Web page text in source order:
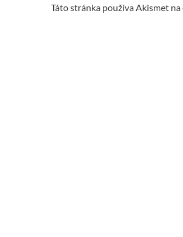
Táto stránka používa Akismet